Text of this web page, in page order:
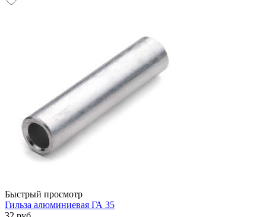
Быстрый просмотр
Гильза алюминиевая ГА 35